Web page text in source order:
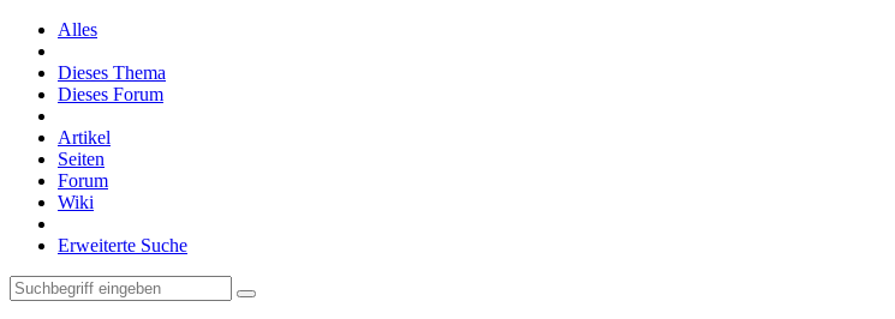
Alles
Dieses Thema
Dieses Forum
Artikel
Seiten
Forum
Wiki
Erweiterte Suche